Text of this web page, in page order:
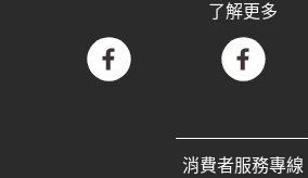
消費者服務專線
了解更多
facebook facebook